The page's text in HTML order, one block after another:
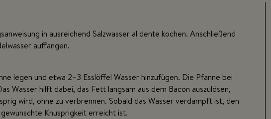
in ausreichend Salzwasser al dente kochen. Anschließend
auffangen.
legen und etwa 2–3 Esslöffel Wasser hinzufügen. Die Pfanne bei
Wasser hilft dabei, das Fett langsam aus dem Bacon auszulösen,
wird, ohne zu verbrennen. Sobald das Wasser verdampft ist, den
Knusprigkeit erreicht ist.